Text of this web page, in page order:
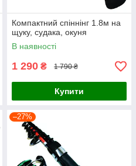
Компактний спіннінг 1.8м на
щуку, судака, окуня
В наявності
1 290 ₴ 1 790 ₴
Купити
–27%